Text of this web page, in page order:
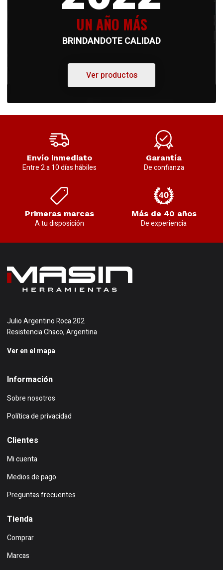
UN AÑO MÁS
BRINDANDOTE CALIDAD
Ver productos
Envío inmediato
Entre 2 a 10 días hábiles
Garantía
De confianza
Primeras marcas
A tu disposición
Más de 40 años
De experiencia
Julio Argentino Roca 202
Resistencia Chaco, Argentina
Ver en el mapa
Información
Sobre nosotros
Política de privacidad
Clientes
Mi cuenta
Medios de pago
Preguntas frecuentes
Tienda
Comprar
Marcas